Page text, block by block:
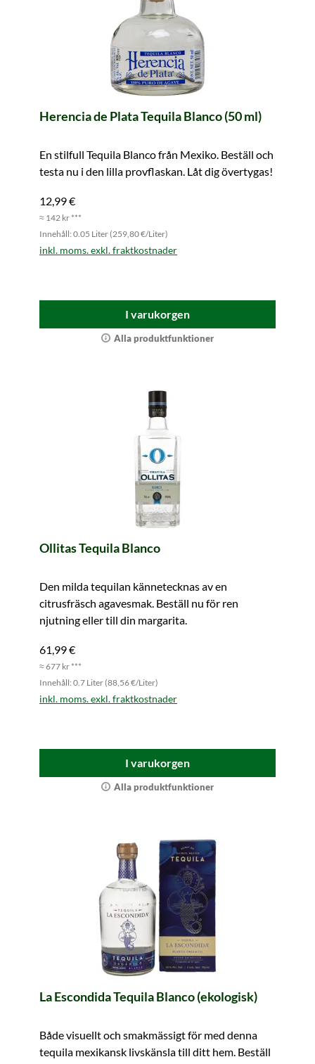
Herencia de Plata Tequila Blanco (50 ml)
En stilfull Tequila Blanco från Mexiko. Beställ och
testa nu i den lilla provflaskan. Låt dig övertygas!
12,99 €
≈ 142 kr ***
Innehåll: 0.05 Liter (259,80 €/Liter)
inkl. moms. exkl. fraktkostnader
I varukorgen
Alla produktfunktioner
Ollitas Tequila Blanco
Den milda tequilan kännetecknas av en
citrusfräsch agavesmak. Beställ nu för ren
njutning eller till din margarita.
61,99 €
≈ 677 kr ***
Innehåll: 0.7 Liter (88,56 €/Liter)
inkl. moms. exkl. fraktkostnader
I varukorgen
Alla produktfunktioner
La Escondida Tequila Blanco (ekologisk)
Både visuellt och smakmässigt för med denna
tequila mexikansk livskänsla till ditt hem. Beställ